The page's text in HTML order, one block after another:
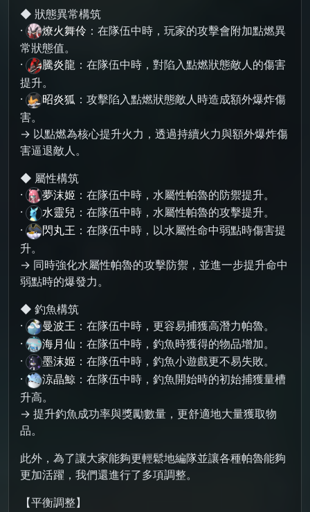
◆ 狀態異常構筑
·
燎火舞伶 ：在隊伍中時，玩家的攻擊會附加點燃異
常狀態值。
·
騰炎龍 ：在隊伍中時，對陷入點燃狀態敵人的傷害
提升。
·
昭炎狐 ：攻擊陷入點燃狀態敵人時造成額外爆炸傷
害。
→ 以點燃為核心提升火力，透過持續火力與額外爆炸傷
害逼退敵人。
◆ 屬性構筑
·
夢沫姬 ：在隊伍中時，水屬性帕魯的防禦提升。
·
水靈兒 ：在隊伍中時，水屬性帕魯的攻擊提升。
·
閃丸王 ：在隊伍中時，以水屬性命中弱點時傷害提
升。
→ 同時強化水屬性帕魯的攻擊防禦，並進一步提升命中
弱點時的爆發力。
◆ 釣魚構筑
·
曼波王 ：在隊伍中時，更容易捕獲高潛力帕魯。
·
海月仙 ：在隊伍中時，釣魚時獲得的物品增加。
·
墨沫姬 ：在隊伍中時，釣魚小遊戲更不易失敗。
·
涼晶鯨 ：在隊伍中時，釣魚開始時的初始捕獲量槽
升高。
→ 提升釣魚成功率與獎勵數量，更舒適地大量獲取物
品。
此外，為了讓大家能夠更輕鬆地編隊並讓各種帕魯能夠
更加活躍，我們還進行了多項調整。
【平衡調整】